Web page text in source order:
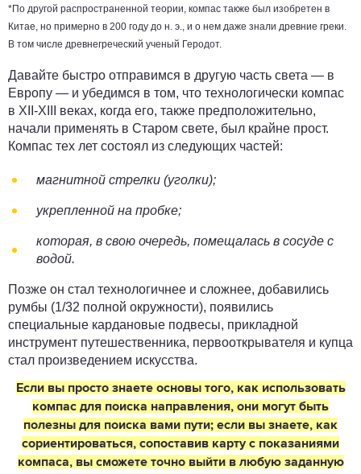
*По другой распространенной теории, компас также был изобретен в
Китае, но примерно в 200 году до н. э., и о нем даже знали древние греки.
В том числе древнегреческий ученый Геродот.
Давайте быстро отправимся в другую часть света — в
Европу — и убедимся в том, что технологически компас
в XII-XIII веках, когда его, также предположительно,
начали применять в Старом свете, был крайне прост.
Компас тех лет состоял из следующих частей:
магнитной стрелки (уголки);
укрепленной на пробке;
которая, в свою очередь, помещалась в сосуде с
водой.
Позже он стал технологичнее и сложнее, добавились
румбы (1/32 полной окружности), появились
специальные кардановые подвесы, прикладной
инструмент путешественника, первооткрывателя и купца
стал произведением искусства.
Если вы просто знаете основы того, как использовать
компас для поиска направления, они могут быть
полезны для поиска вами пути; если вы знаете, как
сориентироваться, сопоставив карту с показаниями
компаса, вы сможете точно выйти в любую заданную